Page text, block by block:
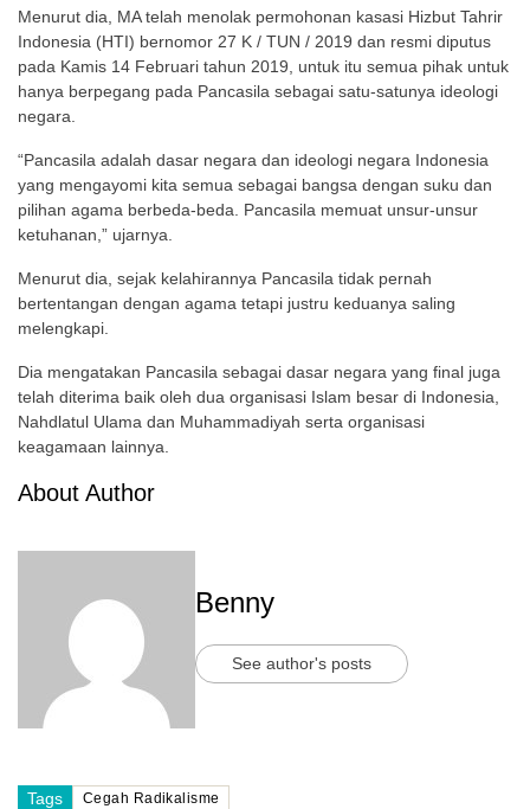
Menurut dia, MA telah menolak permohonan kasasi Hizbut Tahrir
Indonesia (HTI) bernomor 27 K / TUN / 2019 dan resmi diputus
pada Kamis 14 Februari tahun 2019, untuk itu semua pihak untuk
hanya berpegang pada Pancasila sebagai satu-satunya ideologi
negara.
“Pancasila adalah dasar negara dan ideologi negara Indonesia
yang mengayomi kita semua sebagai bangsa dengan suku dan
pilihan agama berbeda-beda. Pancasila memuat unsur-unsur
ketuhanan,” ujarnya.
Menurut dia, sejak kelahirannya Pancasila tidak pernah
bertentangan dengan agama tetapi justru keduanya saling
melengkapi.
Dia mengatakan Pancasila sebagai dasar negara yang final juga
telah diterima baik oleh dua organisasi Islam besar di Indonesia,
Nahdlatul Ulama dan Muhammadiyah serta organisasi
keagamaan lainnya.
About Author
Benny
See author's posts
Tags Cegah Radikalisme